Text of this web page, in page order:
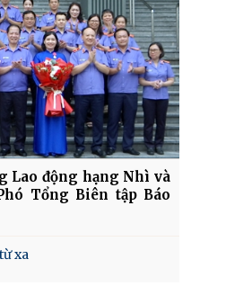
Lao động hạng Nhì và
Tổng Biên tập Báo
xa